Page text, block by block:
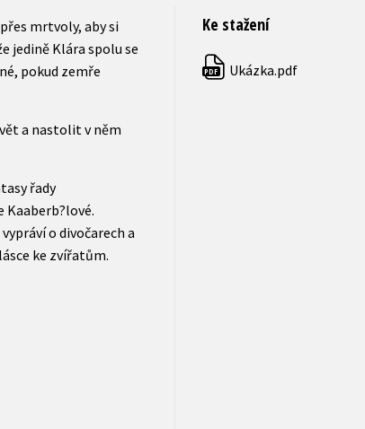
mrtvoly, aby si
jedině Klára spolu se
pokud zemře
a nastolit v něm
řady
Kaaberb?lové.
o divočarech a
ke zvířatům.
Ke stažení
PDF Ukázka.pdf